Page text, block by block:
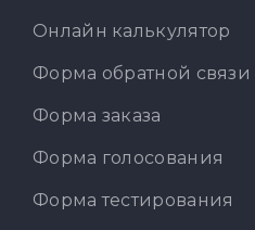
Онлайн калькулятор
Форма обратной связи
Форма заказа
Форма голосования
Форма тестирования